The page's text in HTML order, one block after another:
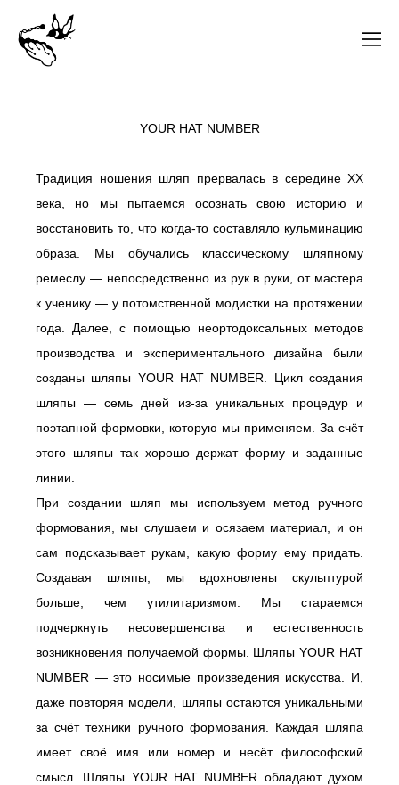
YOUR HAT NUMBER
Традиция ношения шляп прервалась в середине ХХ
века, но мы пытаемся осознать свою историю и
восстановить то, что когда-то составляло кульминацию
образа. Мы обучались классическому шляпному
ремеслу — непосредственно из рук в руки, от мастера
к ученику — у потомственной модистки на протяжении
года. Далее, с помощью неортодоксальных методов
производства и экспериментального дизайна были
созданы шляпы YOUR HAT NUMBER. Цикл создания
шляпы — семь дней из-за уникальных процедур и
поэтапной формовки, которую мы применяем. За счёт
этого шляпы так хорошо держат форму и заданные
линии.
При создании шляп мы используем метод ручного
формования, мы слушаем и осязаем материал, и он
сам подсказывает рукам, какую форму ему придать.
Создавая шляпы, мы вдохновлены скульптурой
больше, чем утилитаризмом. Мы стараемся
подчеркнуть несовершенства и естественность
возникновения получаемой формы. Шляпы YOUR HAT
NUMBER — это носимые произведения искусства. И,
даже повторяя модели, шляпы остаются уникальными
за счёт техники ручного формования. Каждая шляпа
имеет своё имя или номер и несёт философский
смысл. Шляпы YOUR HAT NUMBER обладают духом